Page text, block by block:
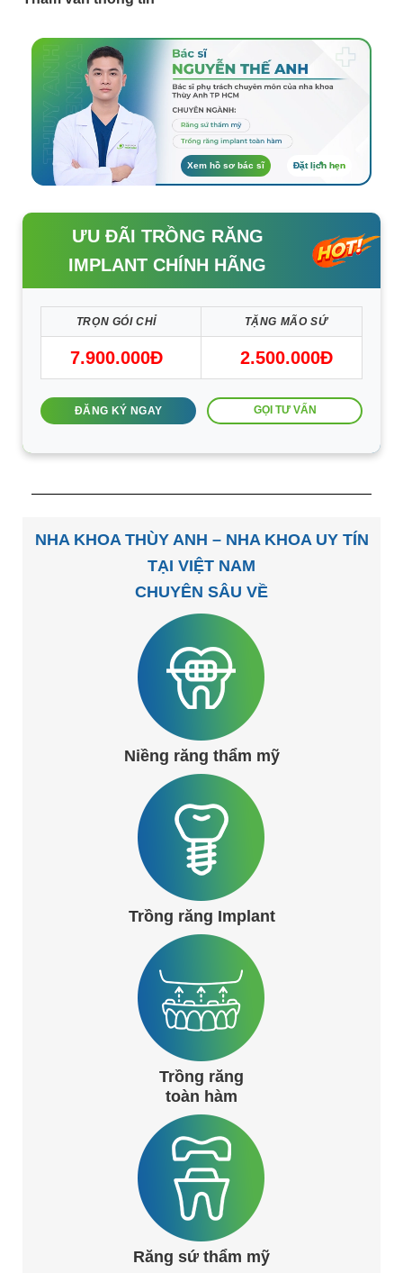
Xem hồ sơ bác sĩ Đặt lịch hẹn
ƯU ĐÃI TRỒNG RĂNG
IMPLANT CHÍNH HÃNG
TRỌN GÓI CHỈ TẶNG MÃO SỨ
7.900.000Đ 2.500.000Đ
ĐĂNG KÝ NGAY GỌI TƯ VẤN
NHA KHOA THÙY ANH – NHA KHOA UY TÍN
TẠI VIỆT NAM
CHUYÊN SÂU VỀ
Niềng răng thẩm mỹ
Trồng răng Implant
Trồng răng
toàn hàm
Răng sứ thẩm mỹ